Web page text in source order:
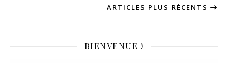
ARTICLES PLUS RÉCENTS
BIENVENUE !